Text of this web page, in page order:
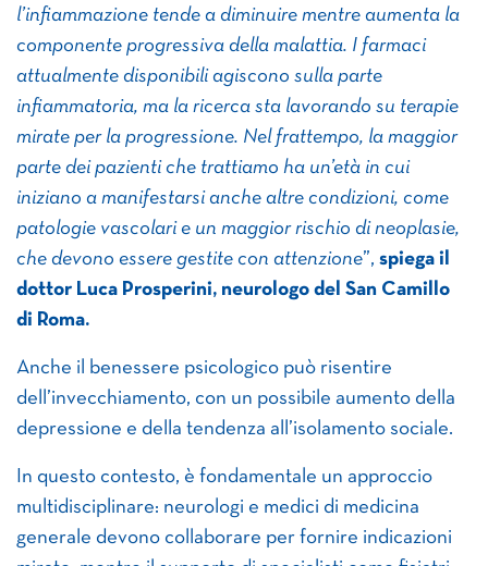
l’infiammazione tende a diminuire mentre aumenta la
componente progressiva della malattia. I farmaci
attualmente disponibili agiscono sulla parte
infiammatoria, ma la ricerca sta lavorando su terapie
mirate per la progressione. Nel frattempo, la maggior
parte dei pazienti che trattiamo ha un’età in cui
iniziano a manifestarsi anche altre condizioni, come
patologie vascolari e un maggior rischio di neoplasie,
che devono essere gestite con attenzione”, spiega il
dottor Luca Prosperini, neurologo del San Camillo
di Roma.
Anche il benessere psicologico può risentire
dell’invecchiamento, con un possibile aumento della
depressione e della tendenza all’isolamento sociale.
In questo contesto, è fondamentale un approccio
multidisciplinare: neurologi e medici di medicina
generale devono collaborare per fornire indicazioni